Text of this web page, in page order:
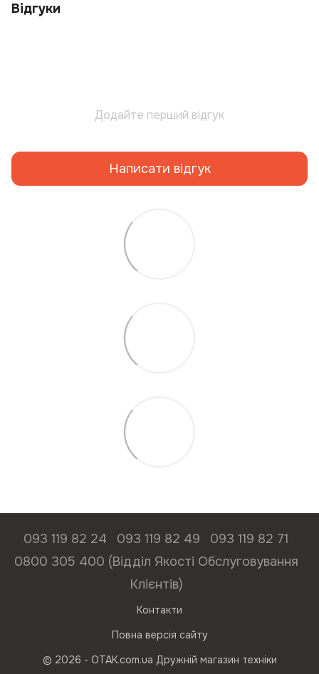
Відгуки
Додайте перший відгук
Написати відгук
093 119 82 24 093 119 82 49
093 119 82 71
0800 305 400 (Відділ Якості Обслуговування
Клієнтів)
Контакти
Повна версія сайту
© 2026 - ОТАК.com.ua Дружній магазин техніки